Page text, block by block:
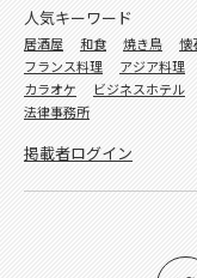
人気キーワード
居酒屋 和食 焼き鳥 懐
フランス料理
アジア料理
カラオケ
ビジネスホテル
法律事務所
掲載者ログイン